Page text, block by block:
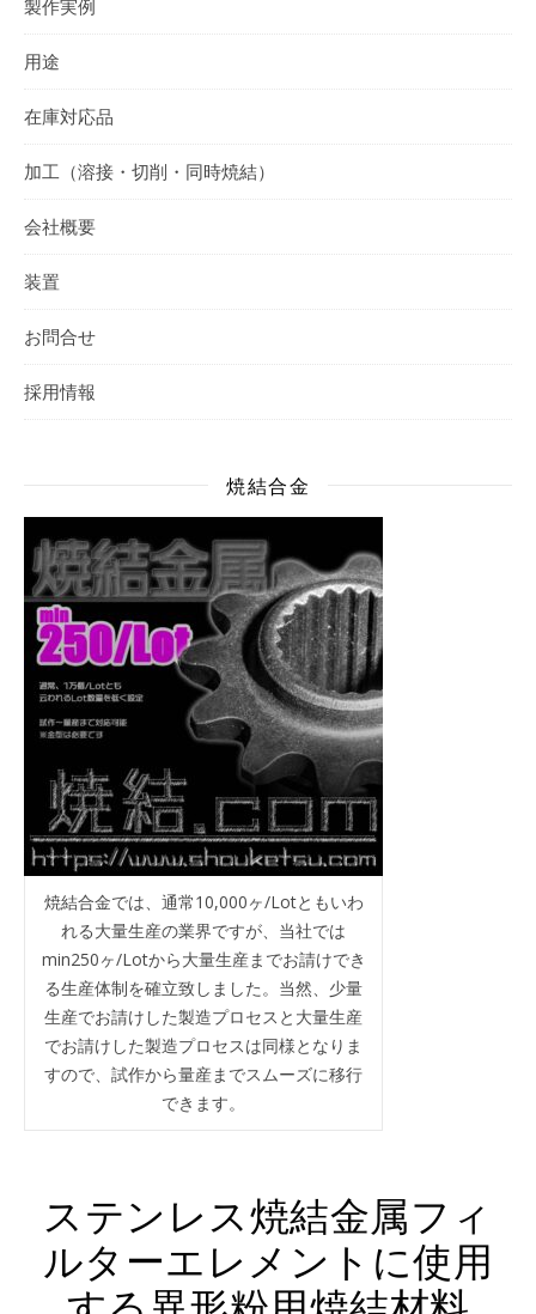
製作実例
用途
在庫対応品
加工（溶接・切削・同時焼結）
会社概要
装置
お問合せ
採用情報
焼結合金
焼結合金では、通常10,000ヶ/Lotともいわ
れる大量生産の業界ですが、当社では
min250ヶ/Lotから大量生産までお請けでき
る生産体制を確立致しました。当然、少量
生産でお請けした製造プロセスと大量生産
でお請けした製造プロセスは同様となりま
すので、試作から量産までスムーズに移行
できます。
ステンレス焼結金属フィ
ルターエレメントに使用